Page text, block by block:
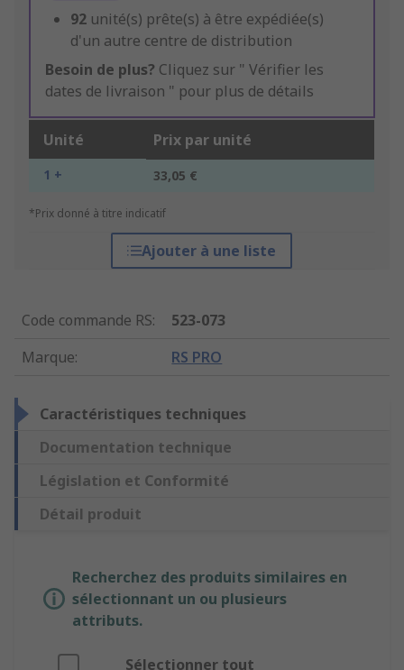
92 unité(s) prête(s) à être expédiée(s)
d'un autre centre de distribution
Besoin de plus? Cliquez sur " Vérifier les
dates de livraison " pour plus de détails
Unité Prix par unité
1 + 33,05 €
*Prix donné à titre indicatif
Ajouter à une liste
Code commande RS:
523-073
Marque: RS PRO
Caractéristiques techniques
Documentation technique
Législation et Conformité
Détail produit
Recherchez des produits similaires en
sélectionnant un ou plusieurs
attributs.
Sélectionner tout